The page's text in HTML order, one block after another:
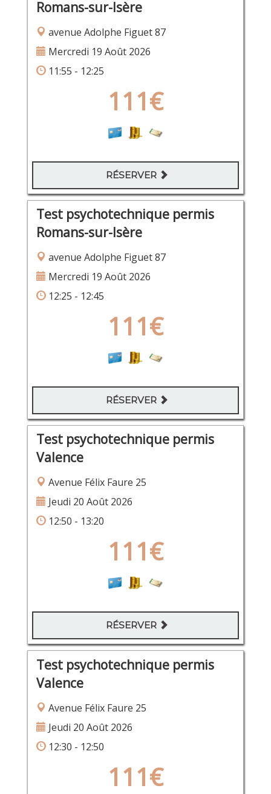
Romans-sur-Isère
avenue Adolphe Figuet 87
Mercredi 19 Août 2026
11:55 - 12:25
111€
RÉSERVER
Test psychotechnique permis
Romans-sur-Isère
avenue Adolphe Figuet 87
Mercredi 19 Août 2026
12:25 - 12:45
111€
RÉSERVER
Test psychotechnique permis
Valence
Avenue Félix Faure 25
Jeudi 20 Août 2026
12:50 - 13:20
111€
RÉSERVER
Test psychotechnique permis
Valence
Avenue Félix Faure 25
Jeudi 20 Août 2026
12:30 - 12:50
111€